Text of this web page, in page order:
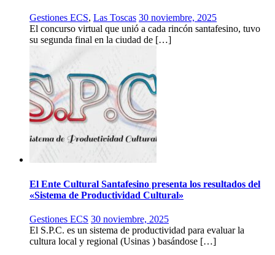
Gestiones ECS, Las Toscas 30 noviembre, 2025
El concurso virtual que unió a cada rincón santafesino, tuvo
su segunda final en la ciudad de […]
El Ente Cultural Santafesino presenta los resultados del
«Sistema de Productividad Cultural»
Gestiones ECS 30 noviembre, 2025
El S.P.C. es un sistema de productividad para evaluar la
cultura local y regional (Usinas ) basándose […]